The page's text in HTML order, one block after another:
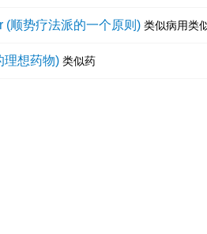
(顺势疗法派的一个原则) 类似病用类
理想药物) 类似药